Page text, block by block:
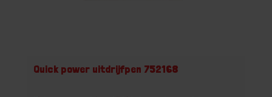
Quick power uitdrijfpen 752168